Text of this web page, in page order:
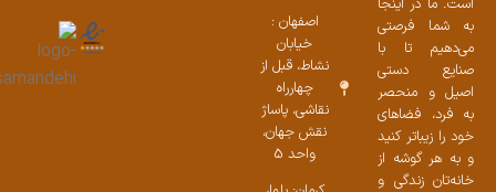
به شما فرصتی
می‌دهیم تا با
صنایع دستی
اصیل و منحصر
به فرد، فضاهای
خود را زیباتر کنید
و به هر گوشه از
خانه‌تان زندگی و
اصفهان :
خیابان
نشاط، قبل از
چهارراه
نقاشی، پاساژ
نقش جهان،
واحد 5